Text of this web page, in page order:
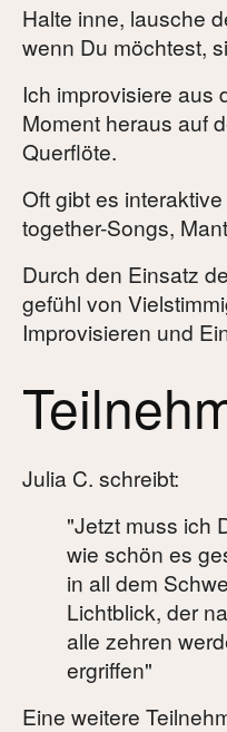
Präsenz-
nicht möglich ist
Präsenzkurse 2026
Frankfurter
Künstlerische
Momentum -
Musik für Trauernde
Harfenstammtisch
Metta-Mediation
Inspirations for Harp
Blog
Halte inne, lausche
wenn Du möchtest,
Ich improvisiere aus
Moment heraus auf
Querflöte.
Oft gibt es
together-Songs,
Durch den Einsatz
gefühl von
Improvisieren und
Julia C. schreibt:
"Jetzt muss ich
wie schön es
in all dem
Lichtblick, der
alle zehren
ergriffen"
Eine weitere